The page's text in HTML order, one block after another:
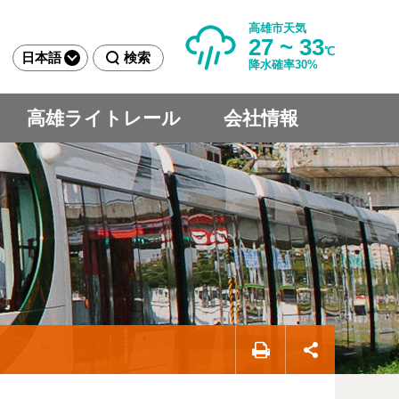
日本語 検索
高雄市天気
27 ~ 33℃
降水確率30%
高雄ライトレール 会社情報